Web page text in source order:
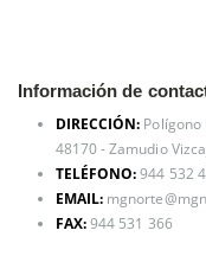
Información de
DIRECCIÓN: Polígono
48170 - Zamudio
TELÉFONO:944 532
EMAIL:
FAX:944 531 366